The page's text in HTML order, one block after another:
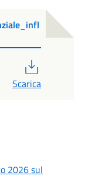
Scarica
2026 sul